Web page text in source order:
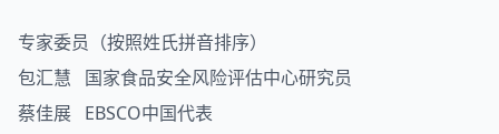
专家委员（按照姓氏拼音排序）
包汇慧 国家食品安全风险评估中心研究员
蔡佳展 EBSCO中国代表